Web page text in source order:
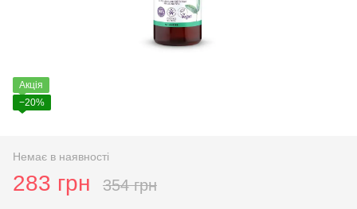
Акція
−20%
Немає в наявності
283 грн 354 грн